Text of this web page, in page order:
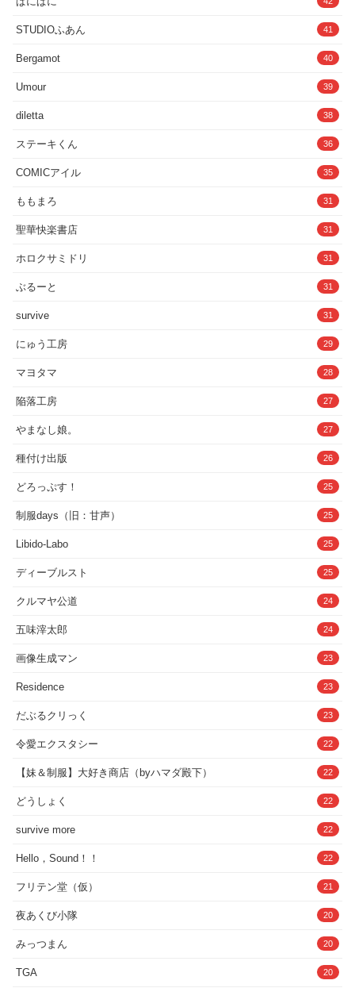
トや台詞モリモリの通常版、シンプルに動きを楽しめるセリフなし
版、カメラワークのない固定カメラのFIX版の3パターンを楽しめま
す。・「ロケットおっぱいが揺れる！後背位編」男なら誰でも揺れる
プレイです。いつも甘々な沙穂さんが今回はちょっと挑発的な感じで
めでわからせちゃうような構成になっています。でも、奥さんも幸せ
そうなのでOKです！こちらはセリフやエフェクトあり/なしの2パタ
ーンで5分5秒尺となっております！重力の影響がまるで違うおっぱ
いと共に「挿乳」と「挿入」をぜひご堪能ください！！
＋‥‥‥‥‥‥‥‥‥‥‥‥‥‥‥‥＋【作者コメント】前作の反省
点を活かして臨場感のある漫画を描けるように、何より読者の皆様に
いと向き合いました！満足していただけたらすごく嬉しいです！
オリティ！表紙パイズリアニメ（6:50）★ロケットおっぱいが揺れ
る！後背位アニメ（5:00）（アニメーション制作:有里チェキさま）
☆全編描き下ろし！R18コミック（50P）☆メガネの沙穂さんver差分
（50P）◎おまけHなCG集（台詞あり5P/なし5P＋2P）●「おちゃお
ちゃ」日常編1P漫画（59P）（表紙・あとがきetc...10P）◆全ペー
ジをまとめたPDF同梱総ページ数:181P
STUDIOふあん 41
Bergamot 40
Umour 39
diletta 38
ステーキくん 36
COMICアイル 35
ももまろ 31
聖華快楽書店 31
ホロクサミドリ 31
ぶるーと 31
survive 31
にゅう工房 29
マヨタマ 28
陥落工房 27
やまなし娘。 27
種付け出版 26
どろっぷす！ 25
制服days（旧：甘声） 25
Libido-Labo 25
ディーブルスト 25
クルマヤ公道 24
五味滓太郎 24
画像生成マン 23
Residence 23
だぶるクリっく 23
令愛エクスタシー 22
【妹＆制服】大好き商店（byハマダ殿下） 22
どうしょく 22
survive more 22
Hello，Sound！！ 22
フリテン堂（仮） 21
夜あくび小隊 20
みっつまん 20
TGA 20